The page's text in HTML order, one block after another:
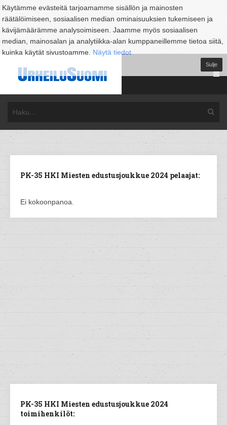
Käytämme evästeitä tarjoamamme sisällön ja mainosten
räätälöimiseen, sosiaalisen median ominaisuuksien tukemiseen ja
kävijämäärämme analysoimiseen. Jaamme myös sosiaalisen
median, mainosalan ja analytiikka-alan kumppaneillemme tietoa siitä,
kuinka käytät sivustoamme. Näytä tiedot
Sulje
PK-35 HKI Miesten edustusjoukkue 2024 pelaajat:
Ei kokoonpanoa.
PK-35 HKI Miesten edustusjoukkue 2024
toimihenkilöt: